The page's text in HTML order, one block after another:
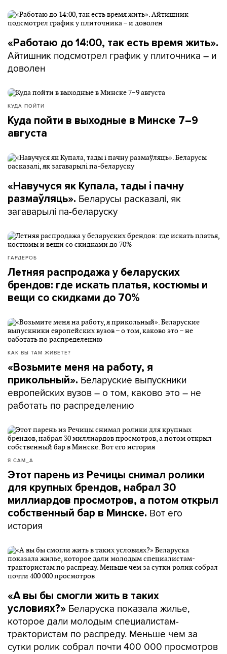
«Работаю до 14:00, так есть время жить».
Айтишник подсмотрел график у плиточника – и
доволен
КУДА ПОЙТИ
Куда пойти в выходные в Минске 7–9
августа
«Навучуся як Купала, тады і пачну
размаўляць». Беларусы расказалі, як
загаварылі па-беларуску
ГАРДЕРОБ
Летняя распродажа у беларуских
брендов: где искать платья, костюмы и
вещи со скидками до 70%
КАК ВЫ ТАМ ЖИВЕТЕ?
«Возьмите меня на работу, я
прикольный». Беларуские выпускники
европейских вузов – о том, каково это – не
работать по распределению
Я САМ_А
Этот парень из Речицы снимал ролики
для крупных брендов, набрал 30
миллиардов просмотров, а потом открыл
собственный бар в Минске. Вот его
история
«А вы бы смогли жить в таких
условиях?» Беларуска показала жилье,
которое дали молодым специалистам-
трактористам по распреду. Меньше чем за
сутки ролик собрал почти 400 000 просмотров